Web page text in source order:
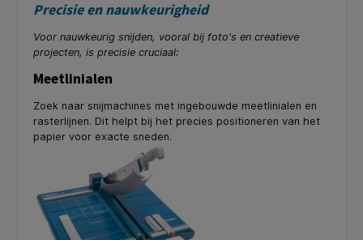
Precisie en nauwkeurigheid
Voor nauwkeurig snijden, vooral bij foto's en creatieve
projecten, is precisie cruciaal:
Meetlinialen
Zoek naar snijmachines met ingebouwde meetlinialen en
rasterlijnen. Dit helpt bij het precies positioneren van het
papier voor exacte sneden.